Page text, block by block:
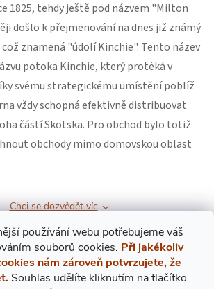
používání webu potřebujeme váš
souborů cookies. Při jakékoliv
nám zároveň potvrzujete, že
Souhlas udělíte kliknutím na tlačítko
1825, tehdy ještě pod názvem "Milton
došlo k přejmenování na dnes již známý
znamená "údolí Kinchie". Tento název
potoka Kinchie, který protéká v
svému strategickému umístění poblíž
vždy schopná efektivně distribuovat
částí Skotska. Pro obchod bylo totiž
obchody mimo domovskou oblast
Chci se dozvědět víc
Glenkinchienebyly nalezeny...